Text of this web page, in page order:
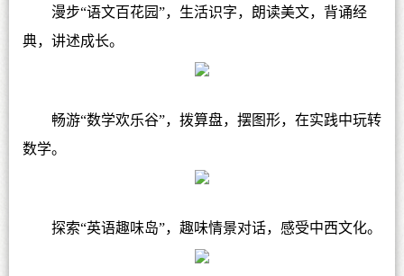
漫步“语文百花园”，生活识字，朗读美文，背诵经
典，讲述成长。
畅游“数学欢乐谷”，拨算盘，摆图形，在实践中玩转
数学。
探索“英语趣味岛”，趣味情景对话，感受中西文化。